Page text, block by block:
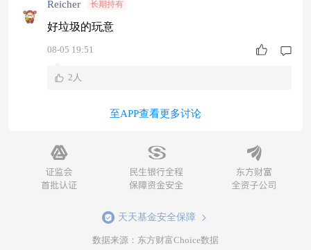
Reicher 长期持有
好垃圾的玩意
08-05 19:51
2人
至APP查看更多讨论
天天基金安全保障
数据来源：东方财富Choice数据